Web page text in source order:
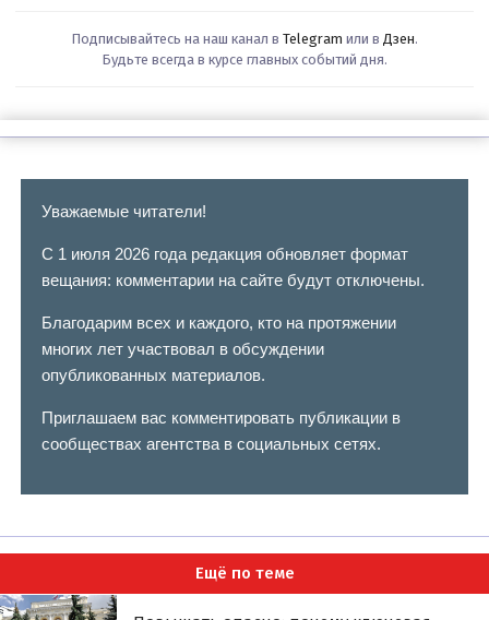
Подписывайтесь на наш канал в Telegram или в Дзен.
Будьте всегда в курсе главных событий дня.
Уважаемые читатели!
С 1 июля 2026 года редакция обновляет формат
вещания: комментарии на сайте будут отключены.
Благодарим всех и каждого, кто на протяжении
многих лет участвовал в обсуждении
опубликованных материалов.
Приглашаем вас комментировать публикации в
сообществах агентства в социальных сетях.
Ещё по теме